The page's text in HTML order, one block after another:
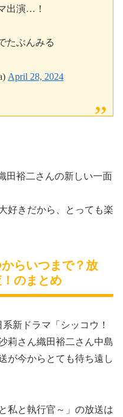
出演…！
たぶんみる
April 28, 2024
田裕二さんの新しい一面
好きだから、とっても楽
らいつまで？放
のまとめ
新ドラマ「シッコウ！
莉さん織田裕二さん中島
が今からとても待ち遠し
私と執行官～ 」の放送は